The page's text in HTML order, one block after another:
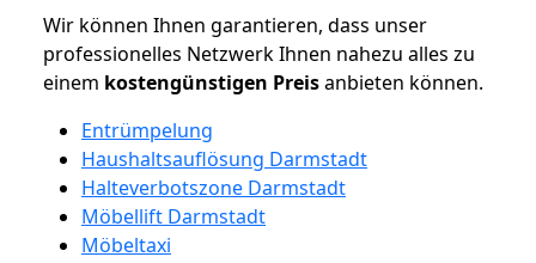
Wir können Ihnen garantieren, dass unser
professionelles Netzwerk Ihnen nahezu alles zu
einem kostengünstigen Preisanbieten können.
Entrümpelung
Haushaltsauflösung Darmstadt
Halteverbotszone Darmstadt
Möbellift Darmstadt
Möbeltaxi